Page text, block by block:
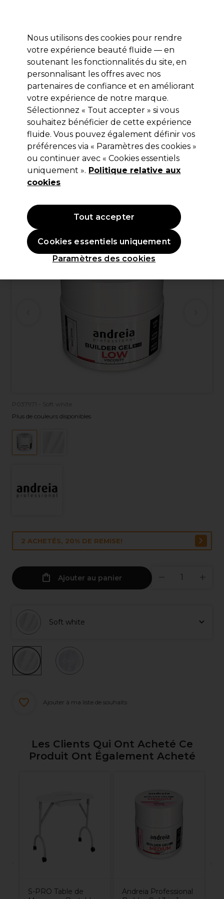
Se connecter
Marques Bons plans Coiffure Electro et Matériel
Livraison et délais
lire la suite
Andreia Professional
Andreia Professional Builder Gel 3 in
1 - Faible Viscosité Blanc doux 44g
(0)
16,99 €Hors TVA
P037971 - Soft white
Plus de couleurs disponibles
2 ACHETÉS, 20% DE REMISE!
Ajouter au panier
Soft white
Ajouter à ma liste de souhaits
Les Clients Qui Ont Acheté Ce
Produit Ont Également Acheté
S-PRO Table de
Andreia Professional
Nous utilisons des cookies pour rendre
votre expérience beauté fluide — en
soutenant les fonctionnalités du site, en
personnalisant les offres avec nos
partenaires de confiance et en améliorant
votre expérience de notre marque.
Sélectionnez « Tout accepter » si vous
souhaitez bénéficier de cette expérience
fluide. Vous pouvez également définir vos
préférences via « Paramètres des cookies »
ou continuer avec « Cookies essentiels
uniquement ». Politique relative aux
cookies
Paramètres des cookies
Cookies essentiels uniquement
Tout accepter